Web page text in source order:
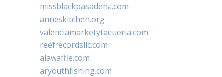
missblackpasadena.com
anneskitchen.org
valenciamarketytaqueria.com
reefrecordsllc.com
alawaffle.com
aryouthfishing.com